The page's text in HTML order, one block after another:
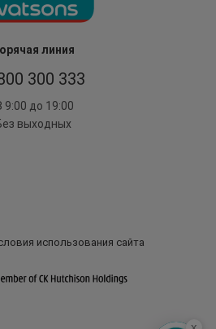
линия
300 333
9:00 до 19:00
выходных
использования сайта